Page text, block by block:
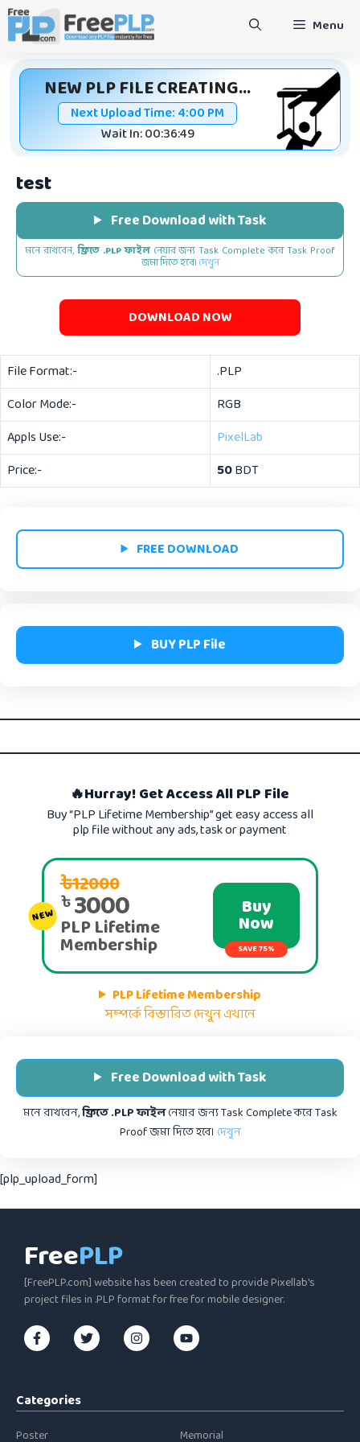
Skip
content
Menu
NEW PLP FILE CREATING...
Next Upload Time:4:00 PM
Wait In: 00:36:49
test
Free Download with Task
মনে রাখবেন, ফ্রিতে .PLP ফাইলনেয়ার জন্য Task Complete করে Task Proof
জমা দিতে হবে। দেখুন
DOWNLOAD NOW
File Format:-
.PLP
Color Mode:-
RGB
Appls Use:-
PixelLab
Price:-
50BDT
FREE DOWNLOAD
BUY PLP File
🔥Hurray! Get Access All PLP File
Buy “PLP Lifetime Membership” get easy access all
plp file without any ads, task or payment
৳12000
৳3000
PLP Lifetime
Membership
Buy
Now
SAVE 75%
NEW
PLP Lifetime Membership
সম্পর্কে বিস্তারিত দেখুন এখানে
Free Download with Task
মনে রাখবেন,ফ্রিতে .PLP ফাইলনেয়ার জন্য Task Complete করে Task
Proof জমা দিতে হবে। দেখুন
[plp_upload_form]
FreePLP
[FreePLP.com] website has been created to provide Pixellab's
project files in .PLP format for free for mobile designer.
Categories
Poster Memorial